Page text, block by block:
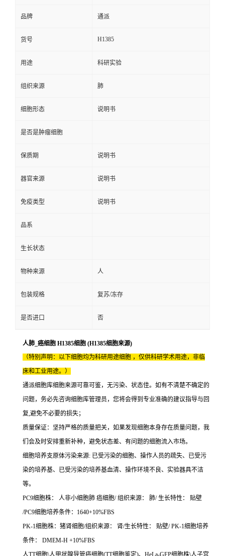
品牌 通派
货号 H1385
用途 科研实验
组织来源 肺
细胞形态 说明书
是否是肿瘤细胞
保质期 说明书
器官来源 说明书
免疫类型 说明书
品系
生长状态
物种来源 人
包装规格 复苏/冻存
是否进口 否
人肺_癌细胞 H1385细胞 (H1385细胞来源)
（特别声明：以下细胞均为科研用途细胞 ，仅供科研学术用途，非临
床和工业用途。）
通派细胞库细胞来源可靠可鉴，无污染、状态佳。如有不清楚不确定的
问题，务必先咨询细胞库管理员，您将会得到专业准确的建议指导与回
复,避免不必要的损失；
质量保证：坚持严格的质量把关，如果发现细胞本身存在质量问题，我
们会及时安排重新补种，避免状态差、有问题的细胞流入市场。
细胞培养支原体污染来源: 已受污染的细胞、操作人员的疏失、已受污
染的培养基、已受污染的培养基血清、操作环境不良、实验器具不洁
等。
PC9细胞株： 人非小细胞肺 癌细胞/ 组织来源： 肺/ 生长特性： 贴壁
/PC9细胞培养条件：1640+10%FBS
PK-1细胞株：猪肾细胞/组织来源： 肾/生长特性： 贴壁/ PK-1细胞培养
条件： DMEM-H +10%FBS
人TT细胞\人甲状腺导管癌细胞(TT细胞鉴定)、HeLa-GFP细胞株\人子宫